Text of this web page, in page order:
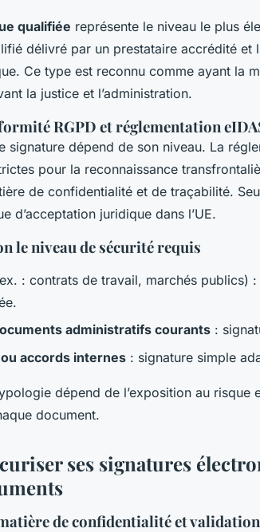
qualifiée représente le niveau le plus
délivré par un prestataire accrédité et
Ce type est reconnu comme ayant la
la justice et l’administration.
RGPD et réglementation
signature dépend de son niveau. La
pour la reconnaissance
de confidentialité et de traçabilité.
d’acceptation juridique dans l’UE.
le niveau de sécurité requis
: contrats de travail, marchés publics)
administratifs courants :
accords internes : signature simple
dépend de l’exposition au risque
document.
ses signatures
de confidentialité et